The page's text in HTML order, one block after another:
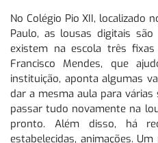
No Colégio Pio XII, localizado
Paulo, as lousas digitais
existem na escola três
Francisco Mendes, que
instituição, aponta algumas
dar a mesma aula para várias
passar tudo novamente na
pronto. Além disso, há
estabelecidas, animações.